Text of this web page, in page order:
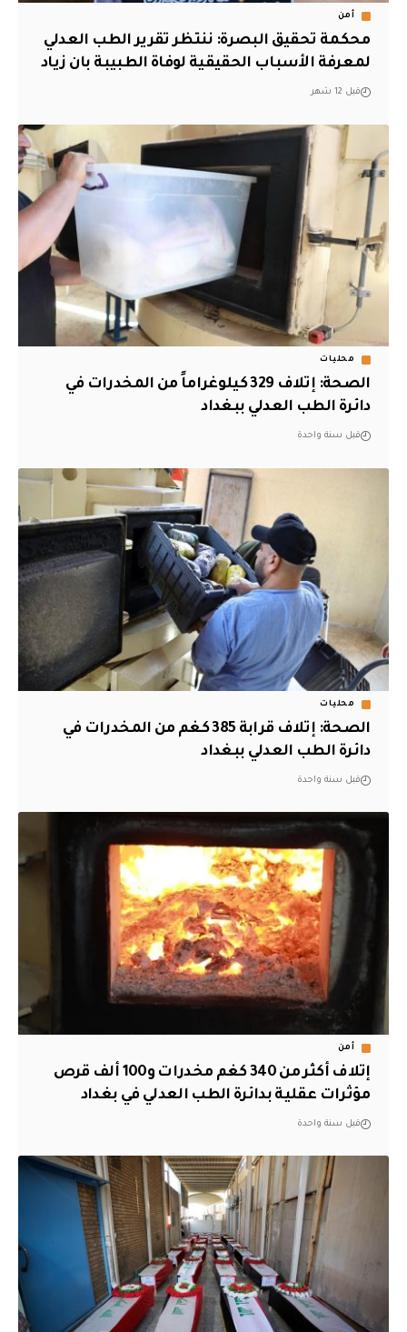
أمن
محكمة تحقيق البصرة: ننتظر تقرير الطب العدلي
لمعرفة الأسباب الحقيقية لوفاة الطبيبة بان زياد
قبل 12 شهر
محليات
الصحة: إتلاف 329 كيلوغراماً من المخدرات في
دائرة الطب العدلي ببغداد
قبل سنة واحدة
محليات
الصحة: إتلاف قرابة 385 كغم من المخدرات في
دائرة الطب العدلي ببغداد
قبل سنة واحدة
أمن
إتلاف أكثر من 340 كغم مخدرات و100 ألف قرص
مؤثرات عقلية بدائرة الطب العدلي في بغداد
قبل سنة واحدة